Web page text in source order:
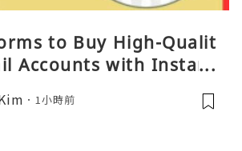
to Buy High-Qualit
Accounts with Instant
1小時前